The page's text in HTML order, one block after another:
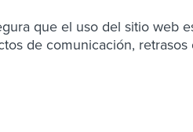
que el uso del sitio
de comunicación,